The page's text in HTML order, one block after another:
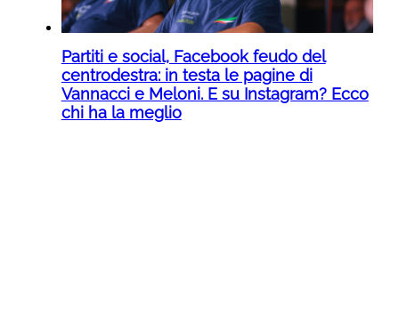
Partiti e social, Facebook feudo del
centrodestra: in testa le pagine di
Vannacci e Meloni. E su Instagram? Ecco
chi ha la meglio